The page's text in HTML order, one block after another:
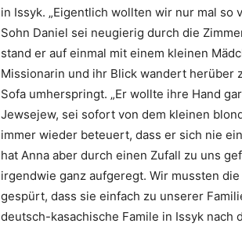
in Issyk. „Eigentlich wollten wir nur mal
Sohn Daniel sei neugierig durch die
stand er auf einmal mit einem kleinen
Missionarin und ihr Blick wandert herüber
Sofa umherspringt. „Er wollte ihre Hand
Jewsejew, sei sofort von dem kleinen
immer wieder beteuert, dass er sich nie
hat Anna aber durch einen Zufall zu uns
irgendwie ganz aufgeregt. Wir mussten
gespürt, dass sie einfach zu unserer
deutsch-kasachische Famile in Issyk nach